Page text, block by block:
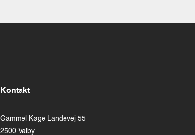
Kontakt
Gammel Køge Landevej 55
2500 Valby